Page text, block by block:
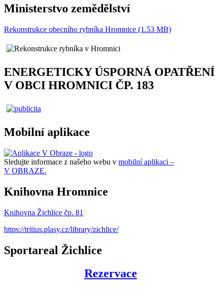
Ministerstvo zemědělství
Rekonstrukce obecního rybníka Hromnice (1.53 MB)
ENERGETICKY ÚSPORNÁ OPATŘENÍ
V OBCI HROMNICI ČP. 183
Mobilní aplikace
Sledujte informace z našeho webu v mobilní aplikaci –
V OBRAZE.
Knihovna Hromnice
Knihovna Žichlice čp. 81
https://tritius.plasy.cz/library/zichlice/
Sportareal Žichlice
Rezervace